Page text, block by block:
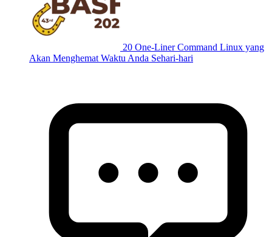
20 One-Liner Command Linux yang
Akan Menghemat Waktu Anda Sehari-hari